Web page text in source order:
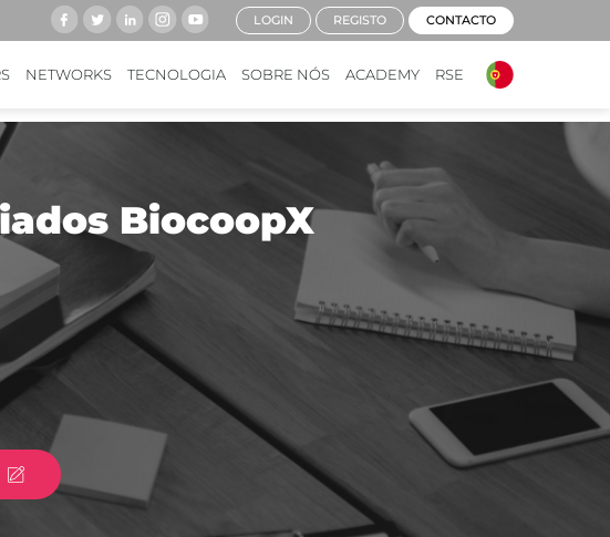
NETWORKS TECNOLOGIA SOBRE NÓS ACADEMY RSE
LOGIN REGISTO CONTACTO
BiocoopX